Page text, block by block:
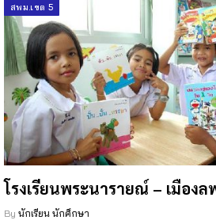
สพม.เขต 5
โรงเรียนพระนารายณ์ – เมือง
By นักเรียน นักศึกษา